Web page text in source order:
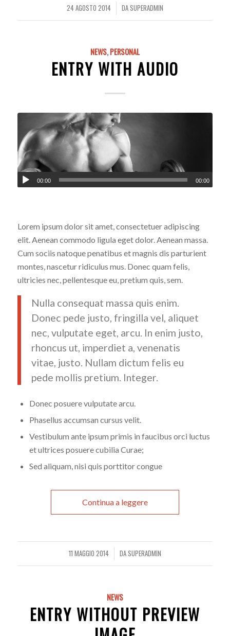
24 AGOSTO 2014
/ DASUPERADMIN
NEWS,PERSONAL
ENTRY WITH AUDIO
00:00 00:00
Lorem ipsum dolor sit amet, consectetuer adipiscing
elit. Aenean commodo ligula eget dolor. Aenean massa.
Cum sociis natoque penatibus et magnis dis parturient
montes, nascetur ridiculus mus. Donec quam felis,
ultricies nec, pellentesque eu, pretium quis, sem.
Nulla consequat massa quis enim.
Donec pede justo, fringilla vel, aliquet
nec, vulputate eget, arcu. In enim justo,
rhoncus ut, imperdiet a, venenatis
vitae, justo. Nullam dictum felis eu
pede mollis pretium. Integer.
Donec posuere vulputate arcu.
Phasellus accumsan cursus velit.
Vestibulum ante ipsum primis in faucibus orci luctus
et ultrices posuere cubilia Curae;
Sed aliquam, nisi quis porttitor congue
Continua a leggere
11 MAGGIO 2014
/ DASUPERADMIN
NEWS
ENTRY WITHOUT PREVIEW